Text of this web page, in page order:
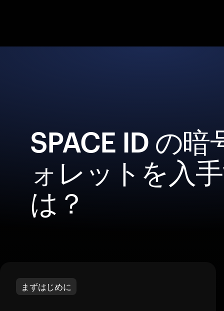
SPACE ID の暗
ォレットを入
は？
まずはじめに